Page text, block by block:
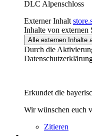
DLC Alpenschloss
Externer Inhalt
Inhalte von externen
Alle externen Inhalte
Durch die
Erkundet die
Wir wünschen euch
Zitieren